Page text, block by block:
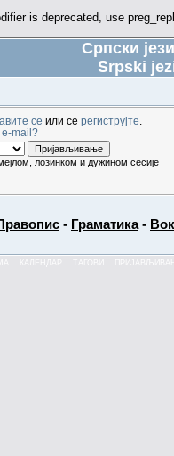
is deprecated, use
Српски
Srpski
се или се региструјте
e-mail?
лозинком и дужином сесије
- Граматика-
КАЛЕНДАР